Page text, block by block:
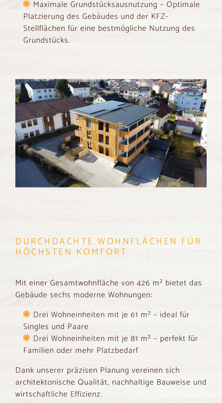
Maximale Grundstücksausnutzung – Optimale
Platzierung des Gebäudes und der KFZ-
Stellflächen für eine bestmögliche Nutzung des
Grundstücks.
DURCHDACHTE WOHNFLÄCHEN FÜR
HÖCHSTEN KOMFORT
Mit einer Gesamtwohnfläche von 426 m² bietet das
Gebäude sechs moderne Wohnungen:
Drei Wohneinheiten mit je 61 m² – ideal für
Singles und Paare
Drei Wohneinheiten mit je 81 m² – perfekt für
Familien oder mehr Platzbedarf
Dank unserer präzisen Planung vereinen sich
architektonische Qualität, nachhaltige Bauweise und
wirtschaftliche Effizienz.